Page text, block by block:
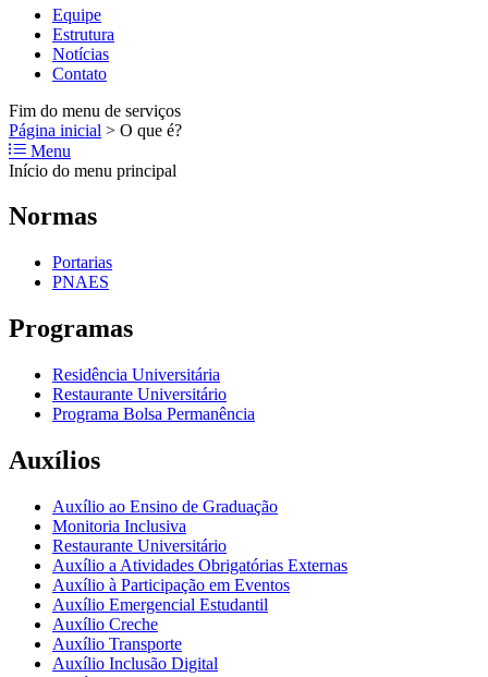
Equipe
Estrutura
Notícias
Contato
Fim do menu de serviços
Página inicial > O que é?
Menu
Início do menu principal
Normas
Portarias
PNAES
Programas
Residência Universitária
Restaurante Universitário
Programa Bolsa Permanência
Auxílios
Auxílio ao Ensino de Graduação
Monitoria Inclusiva
Restaurante Universitário
Auxílio a Atividades Obrigatórias Externas
Auxílio à Participação em Eventos
Auxílio Emergencial Estudantil
Auxílio Creche
Auxílio Transporte
Auxílio Inclusão Digital